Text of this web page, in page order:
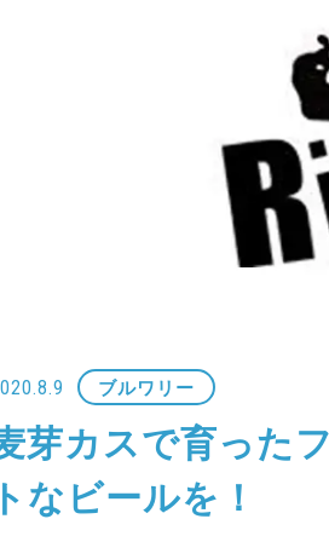
ブルワリー
芽カスで育った
トなビールを！